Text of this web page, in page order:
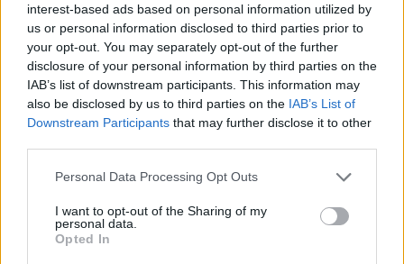
interest-based ads based on personal information utilized by
us or personal information disclosed to third parties prior to
your opt-out. You may separately opt-out of the further
disclosure of your personal information by third parties on the
IAB’s list of downstream participants. This information may
also be disclosed by us to third parties on the IAB’s List of
Downstream Participants that may further disclose it to other
Personal Data Processing Opt Outs
I want to opt-out of the Sharing of my
personal data.
Opted In
Un cittadino bene informato vive meglio nella propria
comunità. La buona informazione ha un valore. Se pensi
che facciamo una buona informazione, sostienici!
PIÙ INFORMAZIONI SU
milano
LEGGI GLI ALTRI ARTICOLI DI
ALTRE NEWS